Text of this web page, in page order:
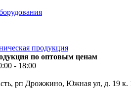
по оптовым ценам
- 18:00
рп Дрожжино, Южная ул, д. 19 к.